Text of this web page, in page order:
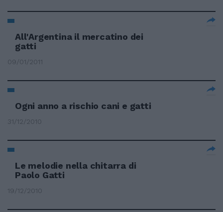
All'Argentina il mercatino dei
gatti
09/01/2011
Ogni anno a rischio cani e gatti
31/12/2010
Le melodie nella chitarra di
Paolo Gatti
19/12/2010